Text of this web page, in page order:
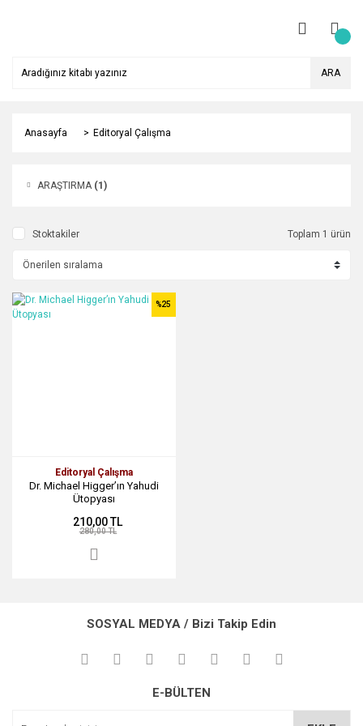
ARA
Anasayfa Editoryal Çalışma
ARAŞTIRMA (1)
Stoktakiler Toplam 1 ürün
Editoryal Çalışma
Dr. Michael Higger’ın Yahudi
Ütopyası
%25
210,00 TL
280,00 TL
SOSYAL MEDYA / Bizi Takip Edin
E-BÜLTEN